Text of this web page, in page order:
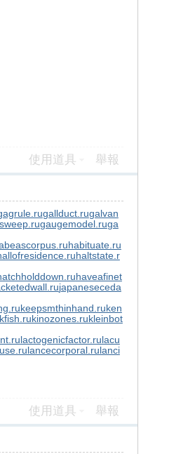
使用道具 舉報
gallduct.rugalvan
gaugemodel.ruga
habituate.ru
haltstate.r
haveafinet
japaneseceda
keepsmthinhand.ruken
kinozones.rukleinbot
lactogenicfactor.rulacu
lancecorporal.rulanci
使用道具 舉報